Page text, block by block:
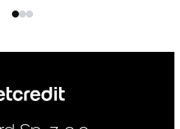
– rodzaj zabezpieczenia
Nie dotyczy